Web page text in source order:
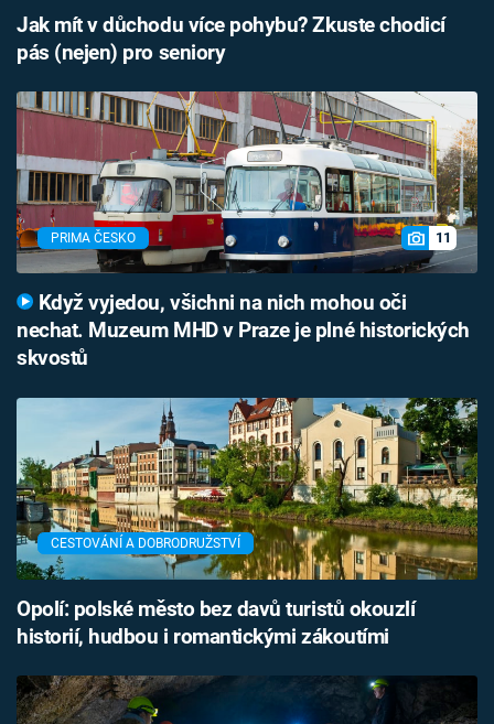
Jak mít v důchodu více pohybu? Zkuste chodicí
pás (nejen) pro seniory
PRIMA ČESKO 11
Když vyjedou, všichni na nich mohou oči
nechat. Muzeum MHD v Praze je plné historických
skvostů
CESTOVÁNÍ A DOBRODRUŽSTVÍ
Opolí: polské město bez davů turistů okouzlí
historií, hudbou i romantickými zákoutími